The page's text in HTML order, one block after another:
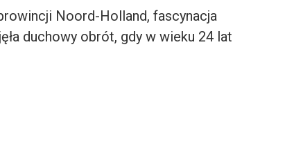
Noord-Holland, fascynacja
duchowy obrót, gdy w wieku 24 lat